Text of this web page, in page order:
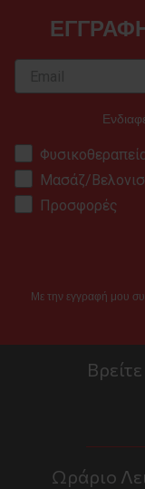
Μασάζ/
Προσφορές
Με την εγγραφή μου
Ωράριο